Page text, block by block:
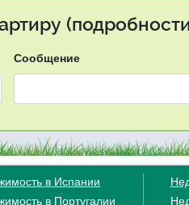
Сообщение
в Испании
в Португалии